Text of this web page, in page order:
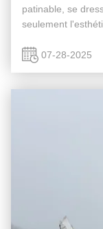
patinable, se
seulement
aux ...07-28-2025